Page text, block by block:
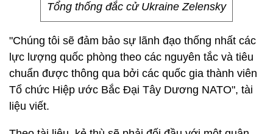
Tổng thống đắc cử Ukraine Zelensky
"Chúng tôi sẽ đảm bảo sự lãnh đạo thống nhất các
lực lượng quốc phòng theo các nguyên tắc và tiêu
chuẩn được thông qua bởi các quốc gia thành viên
Tổ chức Hiệp ước Bắc Đại Tây Dương NATO", tài
liệu viết.